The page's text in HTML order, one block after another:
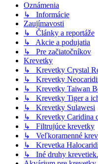
Oznámenia
↳ Informácie
Zaujímavosti
↳ Články a reportáže
↳ Akcie a podujatia
↳ Pre začiatočníkov
Krevetky
↳ Krevetky Crystal
↳ Krevetky
↳ Krevetky Taiwan
↳ Krevetky Tiger a
↳ Krevetky Sulawesi
↳ Krevetky Caridina
↳ Filtrujúce krevetky
↳ Veľkoramenné
↳ Krevetka
↳ Iné druhy